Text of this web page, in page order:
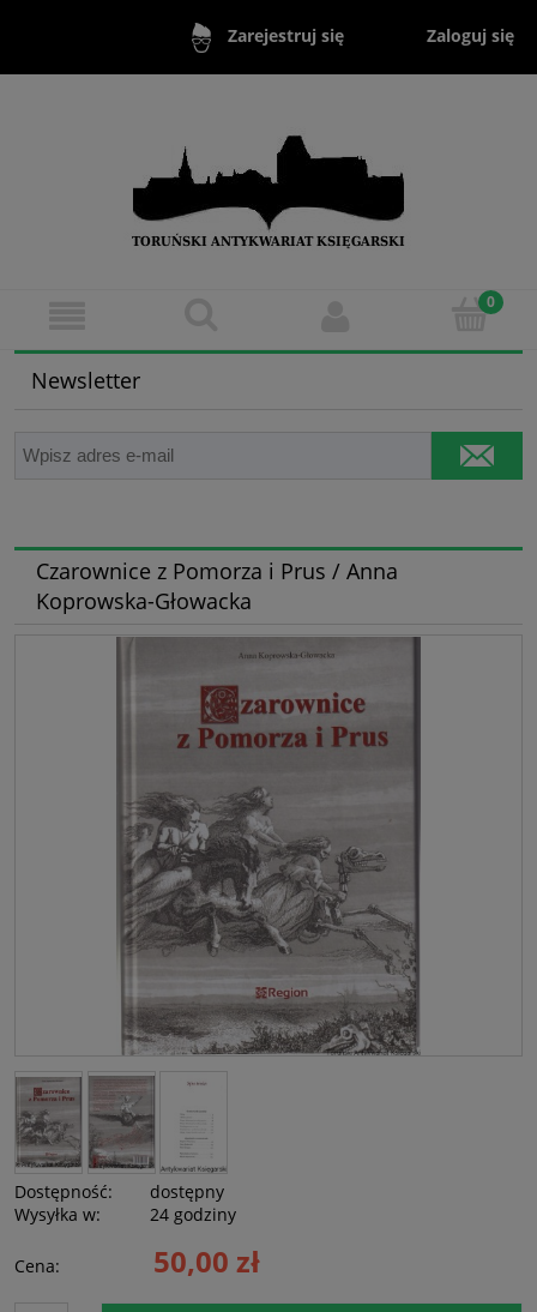
Zarejestruj się Zaloguj się
Newsletter
Czarownice z Pomorza i Prus / Anna
Koprowska-Głowacka
Dostępność:
dostępny
Wysyłka w:
24 godziny
Cena: 50,00 zł